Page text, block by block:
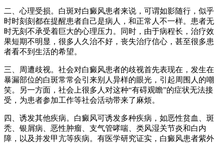
二、心理受损。白斑对白癜风患者来说，可谓如影随行，似乎
时时刻刻都在提醒患者自己是病人，和正常人不一样。患者无
时无刻不承受着巨大的心理压力。同时，由于病程长，治疗效
果短期不明显，很多人久治不好，丧失治疗信心，甚至很多患
者看不到生活的希望。
三、周遭歧视。社会对白癜风患者的歧视首先表现在，发生在
暴漏部位的白斑常常会引来别人异样的眼光，引起周围人的嘲
笑。另一方面，社会上很多人对这种“有碍观瞻”的症状无法接
受，为患者参加工作等社会活动带来了麻烦。
四、诱发其他疾病。白癜风可诱发多种疾病，如恶性贫血、斑
秃、银屑病、恶性肿瘤、支气管哮喘、类风湿关节炎和白内
障，以及并发甲亢等疾病。有医学研究证实，白癜风患者紫外